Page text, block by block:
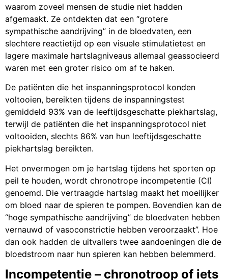
waarom zoveel mensen de studie niet hadden
afgemaakt. Ze ontdekten dat een “grotere
sympathische aandrijving” in de bloedvaten, een
slechtere reactietijd op een visuele stimulatietest en
lagere maximale hartslagniveaus allemaal geassocieerd
waren met een groter risico om af te haken.
De patiënten die het inspanningsprotocol konden
voltooien, bereikten tijdens de inspanningstest
gemiddeld 93% van de leeftijdsgeschatte piekhartslag,
terwijl de patiënten die het inspanningsprotocol niet
voltooiden, slechts 86% van hun leeftijdsgeschatte
piekhartslag bereikten.
Het onvermogen om je hartslag tijdens het sporten op
peil te houden, wordt chronotrope incompetentie (CI)
genoemd. Die vertraagde hartslag maakt het moeilijker
om bloed naar de spieren te pompen. Bovendien kan de
“hoge sympathische aandrijving” de bloedvaten hebben
vernauwd of vasoconstrictie hebben veroorzaakt”. Hoe
dan ook hadden de uitvallers twee aandoeningen die de
bloedstroom naar hun spieren kan hebben belemmerd.
Incompetentie – chronotroop of iets